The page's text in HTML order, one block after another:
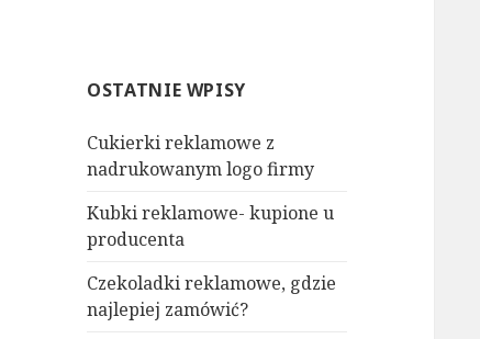
j
OSTATNIE WPISY
Cukierki reklamowe z
nadrukowanym logo firmy
Kubki reklamowe- kupione u
producenta
Czekoladki reklamowe, gdzie
najlepiej zamówić?